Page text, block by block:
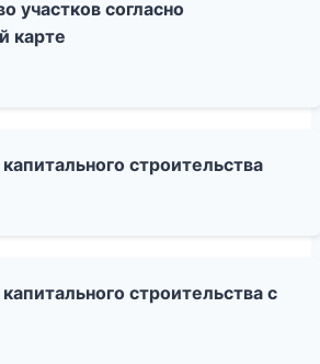
участков согласно
карте
строительства
строительства с